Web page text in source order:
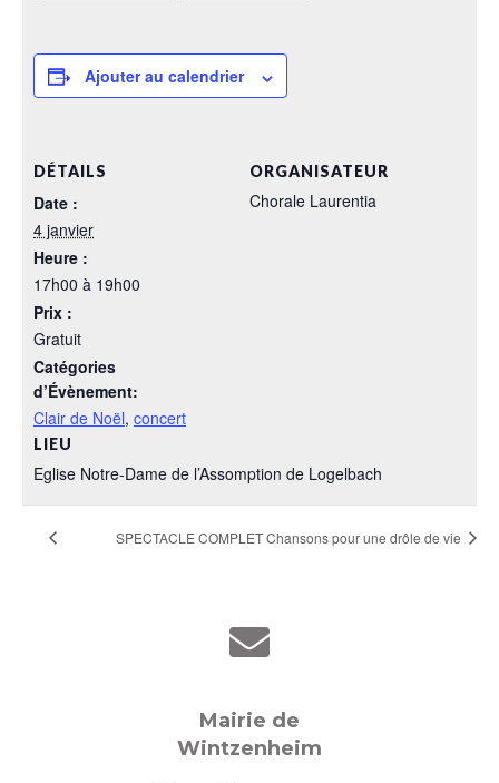
Ajouter au calendrier
DÉTAILS
Date :
4 janvier
Heure :
17h00 à 19h00
Prix :
Gratuit
Catégories
d’Évènement:
Clair de Noël, concert
LIEU
Eglise Notre-Dame de l’Assomption de Logelbach
ORGANISATEUR
Chorale Laurentia
SPECTACLE COMPLET Chansons pour une drôle de vie
Mairie de
Wintzenheim